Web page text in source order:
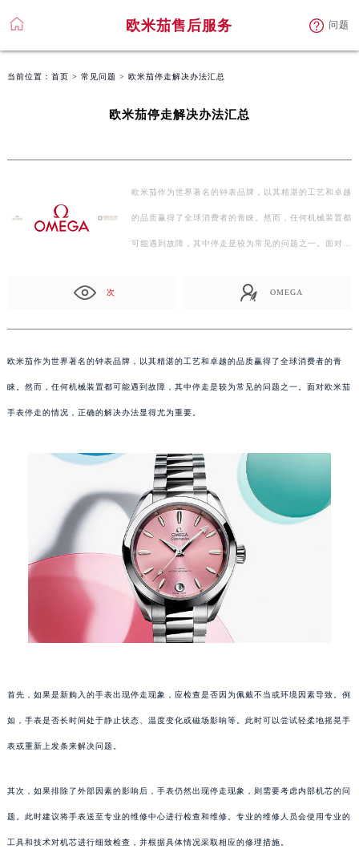
欧米茄售后服务 问题
当前位置： 首页 > 常见问题 > 欧米茄停走解决办法汇总
欧米茄停走解决办法汇总
欧米茄作为世界著名的钟表品牌，以其精湛的工艺和卓越
的品质赢得了全球消费者的青睐。然而，任何机械装置都
可能遇到故障，其中停走是较为常见的问题之一。面对…
次 OMEGA
欧米茄作为世界著名的钟表品牌，以其精湛的工艺和卓越的品质赢得了全球消费者的青
睐。然而，任何机械装置都可能遇到故障，其中停走是较为常见的问题之一。面对欧米茄
手表停走的情况，正确的解决办法显得尤为重要。
首先，如果是新购入的手表出现停走现象，应检查是否因为佩戴不当或环境因素导致。例
如，手表是否长时间处于静止状态、温度变化或磁场影响等。此时可以尝试轻柔地摇晃手
表或重新上发条来解决问题。
其次，如果排除了外部因素的影响后，手表仍然出现停走现象，则需要考虑内部机芯的问
题。此时建议将手表送至专业的维修中心进行检查和维修。专业的维修人员会使用专业的
工具和技术对机芯进行细致检查，并根据具体情况采取相应的修理措施。